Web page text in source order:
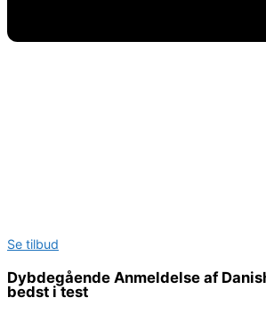
Se tilbud
Dybdegående Anmeldelse af
bedst i test